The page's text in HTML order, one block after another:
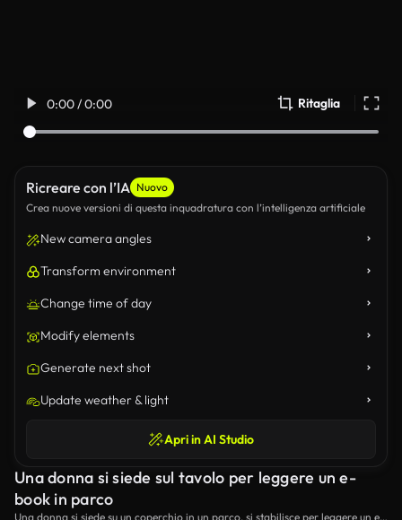
0:00 / 0:00 Ritaglia
Ricreare con l’IA Nuovo
Crea nuove versioni di questa inquadratura con l’intelligenza artificiale
New camera angles
Transform environment
Change time of day
Modify elements
Generate next shot
Update weather & light
Apri in AI Studio
Una donna si siede sul tavolo per leggere un e-
book in parco
Una donna si siede su un coperchio in un parco, si stabilisce per leggere un e-